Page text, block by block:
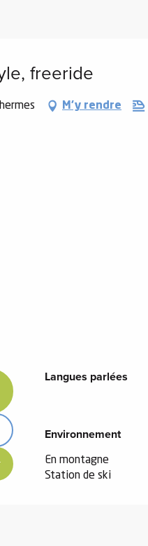
freeride
M'y rendre
Langues parlées
Langues parlées
Environnement
Environnement
En montagne
Station de ski